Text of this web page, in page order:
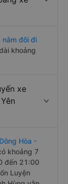
nằm đôi đi
khoảng
xe
Hòa -
khoảng 7
đến 21:00
Luyện